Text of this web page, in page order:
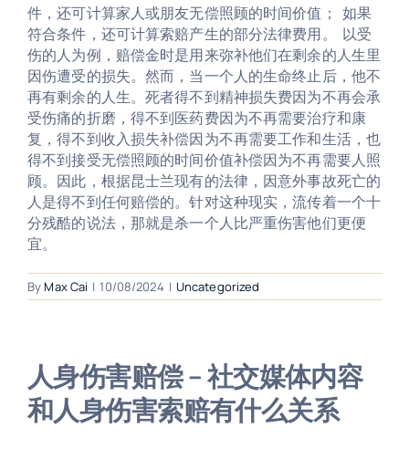
件，还可计算家人或朋友无偿照顾的时间价值； 如果
符合条件，还可计算索赔产生的部分法律费用。 以受
伤的人为例，赔偿金时是用来弥补他们在剩余的人生里
因伤遭受的损失。然而，当一个人的生命终止后，他不
再有剩余的人生。死者得不到精神损失费因为不再会承
受伤痛的折磨，得不到医药费因为不再需要治疗和康
复，得不到收入损失补偿因为不再需要工作和生活，也
得不到接受无偿照顾的时间价值补偿因为不再需要人照
顾。因此，根据昆士兰现有的法律，因意外事故死亡的
人是得不到任何赔偿的。针对这种现实，流传着一个十
分残酷的说法，那就是杀一个人比严重伤害他们更便
宜。
ByMax Cai | 10/08/2024 | Uncategorized
人身伤害赔偿 – 社交媒体内容
和人身伤害索赔有什么关系